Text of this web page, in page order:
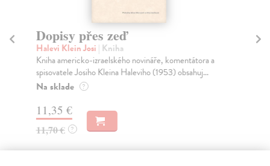
Dopisy přes zeď
Halevi Klein Josi | Kniha
Kniha americko-izraelského novináře, komentátora a
spisovatele Josiho Kleina Haleviho (1953) obsahuj...
Na sklade ?
11,35 €
11,70 € ?